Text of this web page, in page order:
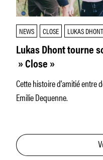
NEWS CLOSE LUKAS DHONT
Lukas Dhont tourne
» Close »
Cette histoire d'amitié entre
Emilie Dequenne.